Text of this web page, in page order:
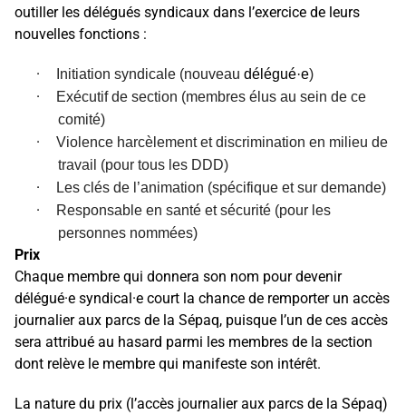
outiller les délégués syndicaux dans l’exercice de leurs
nouvelles fonctions :
· Initiation syndicale (nouveaudélégué·e)
·
Exécutif de section (membres élus au sein de ce
comité)
·
Violence harcèlement et discrimination en milieu de
travail (pour tous les DDD)
· Les clés de l’animation (spécifique et sur demande)
·
Responsable en santé et sécurité (pour les
personnes nommées)
Prix
Chaque membre qui donnera son nom pour devenir
délégué·e syndical·e court la chance de remporter un accès
journalier aux parcs de la Sépaq, puisque l’un de ces accès
sera attribué au hasard parmi les membres de la section
dont relève le membre qui manifeste son intérêt.
La nature du prix (l’accès journalier aux parcs de la Sépaq)